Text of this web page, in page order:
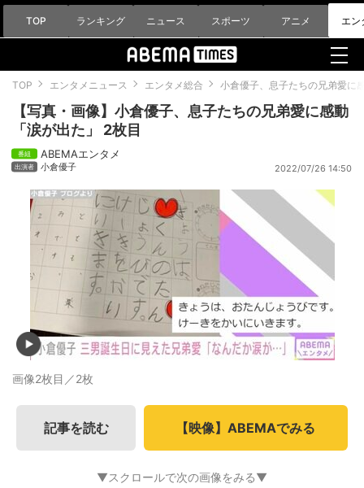
TOP ランキング ニュース スポーツ アニメ エン
TOP エンタメニュース エンタメ総合 小倉優子、息子たちの兄弟愛に
【写真・画像】小倉優子、息子たちの兄弟愛に感動
「涙が出た」 2枚目
ABEMAエンタメ
小倉優子 2022/07/26 14:50
画像2枚目／2枚
記事を読む 【映像】ABEMAでみる
▼スクロールで次の画像をみる▼